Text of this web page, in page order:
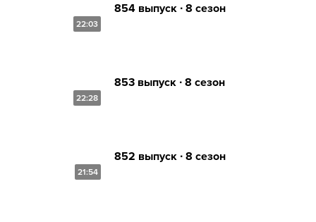
22:03
854 выпуск ∙ 8 сезон
22:28
853 выпуск ∙ 8 сезон
21:54
852 выпуск ∙ 8 сезон